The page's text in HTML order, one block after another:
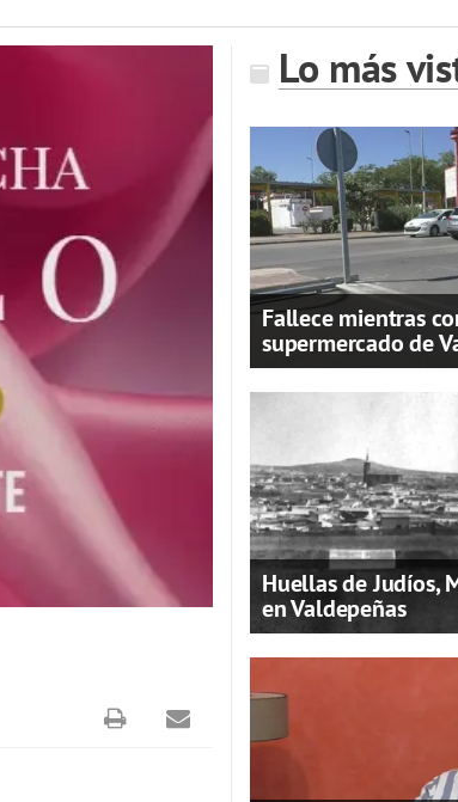
Lo más
Fallece mientras
supermercado de
Huellas de Judíos,
en Valdepeñas